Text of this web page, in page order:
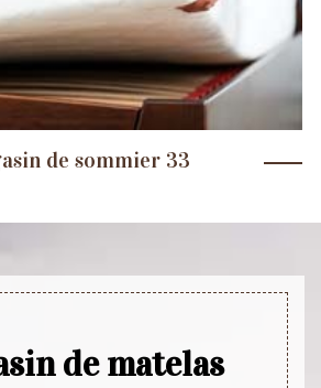
de sommier 33
de matelas